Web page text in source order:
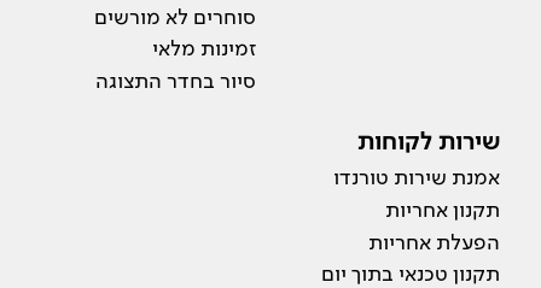
סוחרים לא מורשים
זמינות מלאי
סיור בחדר התצוגה
שירות לקוחות
אמנת שירות טורנדו
תקנון אחריות
הפעלת אחריות
תקנון טכנאי בתוך יום